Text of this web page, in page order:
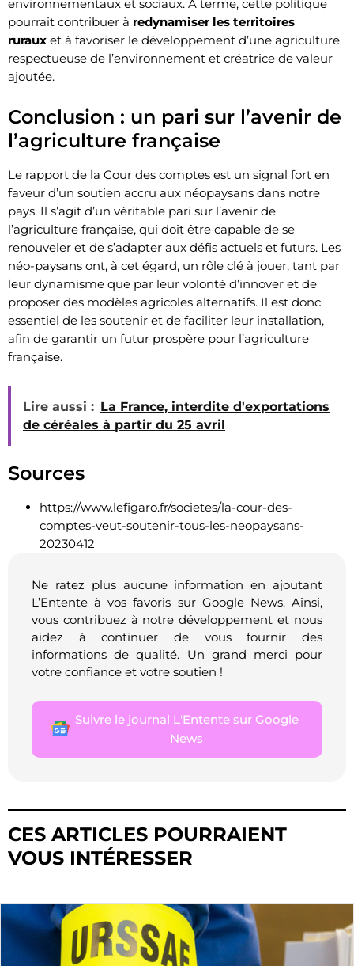
environnementaux et sociaux. À terme, cette politique
pourrait contribuer à redynamiser les territoires
ruraux et à favoriser le développement d’une agriculture
respectueuse de l’environnement et créatrice de valeur
ajoutée.
Conclusion : un pari sur l’avenir de
l’agriculture française
Le rapport de la Cour des comptes est un signal fort en
faveur d’un soutien accru aux néopaysans dans notre
pays. Il s’agit d’un véritable pari sur l’avenir de
l’agriculture française, qui doit être capable de se
renouveler et de s’adapter aux défis actuels et futurs. Les
néo-paysans ont, à cet égard, un rôle clé à jouer, tant par
leur dynamisme que par leur volonté d’innover et de
proposer des modèles agricoles alternatifs. Il est donc
essentiel de les soutenir et de faciliter leur installation,
afin de garantir un futur prospère pour l’agriculture
française.
Lire aussi : La France, interdite d'exportations
de céréales à partir du 25 avril
Sources
https://www.lefigaro.fr/societes/la-cour-des-
comptes-veut-soutenir-tous-les-neopaysans-
20230412
Ne ratez plus aucune information en ajoutant
L’Entente à vos favoris sur Google News. Ainsi,
vous contribuez à notre développement et nous
aidez à continuer de vous fournir des
informations de qualité. Un grand merci pour
votre confiance et votre soutien !
Suivre le journal L'Entente sur Google
News
CES ARTICLES POURRAIENT
VOUS INTÉRESSER